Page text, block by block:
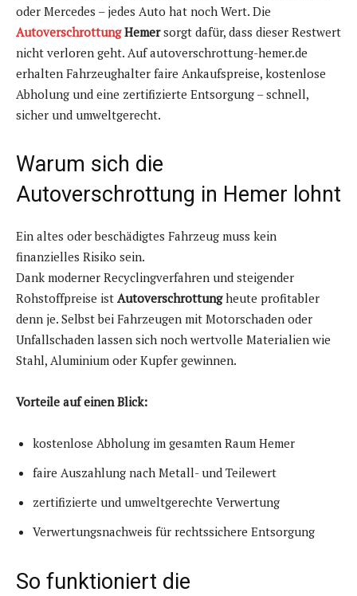
oder Mercedes – jedes Auto hat noch Wert. Die
AutoverschrottungHemersorgt dafür, dass dieser Restwert
nicht verloren geht. Auf autoverschrottung-hemer.de
erhalten Fahrzeughalter faire Ankaufspreise, kostenlose
Abholung und eine zertifizierte Entsorgung – schnell,
sicher und umweltgerecht.
Warum sich die
Autoverschrottung in Hemer lohnt
Ein altes oder beschädigtes Fahrzeug muss kein
finanzielles Risiko sein.
Dank moderner Recyclingverfahren und steigender
Rohstoffpreise ist Autoverschrottungheute profitabler
denn je. Selbst bei Fahrzeugen mit Motorschaden oder
Unfallschaden lassen sich noch wertvolle Materialien wie
Stahl, Aluminium oder Kupfer gewinnen.
Vorteile auf einen Blick:
kostenlose Abholung im gesamten Raum Hemer
faire Auszahlung nach Metall- und Teilewert
zertifizierte und umweltgerechte Verwertung
Verwertungsnachweis für rechtssichere Entsorgung
So funktioniert die